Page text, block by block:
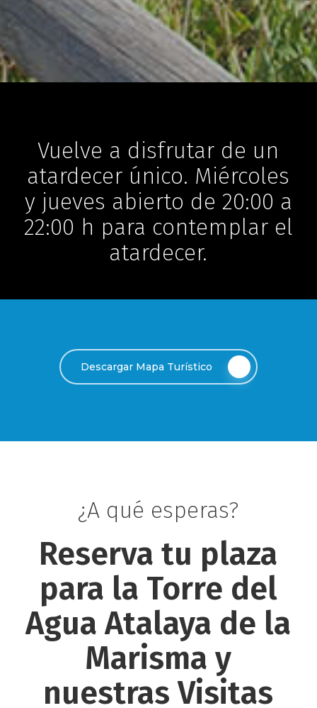
Vuelve a disfrutar de un
atardecer único. Miércoles
y jueves abierto de 20:00 a
22:00 h para contemplar el
atardecer.
Descargar Mapa Turístico
¿A qué esperas?
Reserva tu plaza
para la Torre del
Agua Atalaya de la
Marisma y
nuestras Visitas